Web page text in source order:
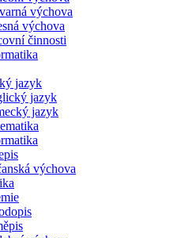
výchova
výchova
činnosti
jazyk
jazyk
jazyk
výchova